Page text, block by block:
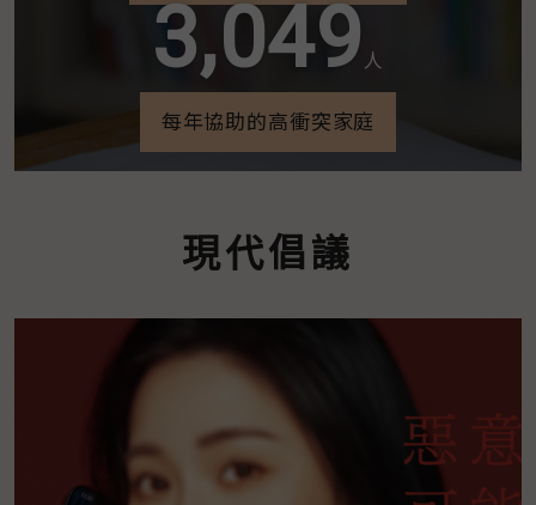
3,049人
每年協助的高衝突家庭
現代倡議